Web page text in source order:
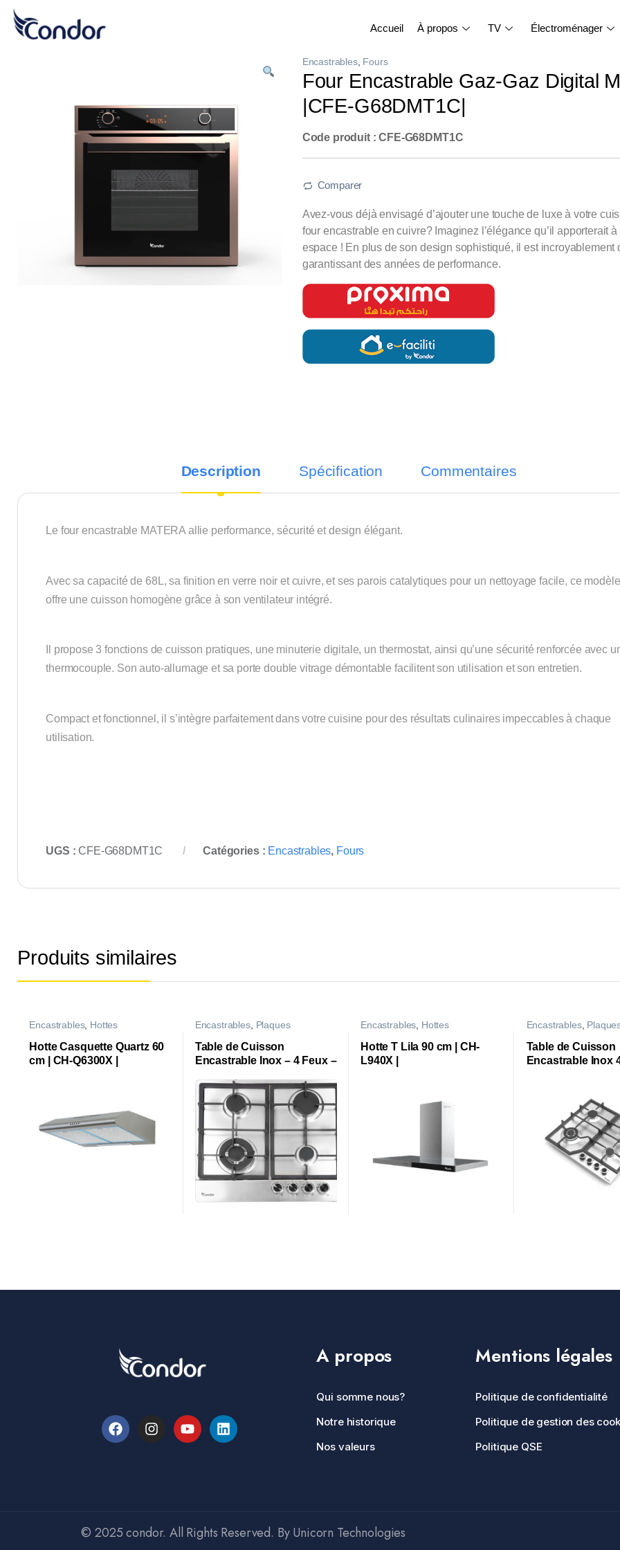
Accueil À propos TV Électroménager
Encastrables, Fours
Four Encastrable Gaz-Gaz Digital
|CFE-G68DMT1C|
Code produit : CFE-G68DMT1C
Comparer
Avez-vous déjà envisagé d’ajouter une touche de luxe à votre
four encastrable en cuivre? Imaginez l’élégance qu’il apporterait à
espace ! En plus de son design sophistiqué, il est incroyablement
garantissant des années de performance.
Description Spécification Commentaires
Le four encastrable MATERA allie performance, sécurité et design élégant.
Avec sa capacité de 68L, sa finition en verre noir et cuivre, et ses parois catalytiques pour un nettoyage facile, ce
offre une cuisson homogène grâce à son ventilateur intégré.
Il propose 3 fonctions de cuisson pratiques, une minuterie digitale, un thermostat, ainsi qu’une sécurité renforcée avec
thermocouple. Son auto-allumage et sa porte double vitrage démontable facilitent son utilisation et son entretien.
Compact et fonctionnel, il s’intègre parfaitement dans votre cuisine pour des résultats culinaires impeccables à chaque
utilisation.
UGS :CFE-G68DMT1C Catégories : Encastrables, Fours
Produits similaires
Encastrables, Hottes
Hotte Casquette Quartz 60
cm | CH-Q6300X |
Encastrables, Plaques
Table de Cuisson
Encastrable Inox – 4 Feux –
|CTE64WAS1X
Encastrables, Hottes
Hotte T Lila 90 cm | CH-
L940X |
Encastrables,
Table de Cuisson
Encastrable Inox
A propos
Qui somme nous?
Notre historique
Nos valeurs
Mentions légales
Politique de confidentialité
Politique de gestion des
Politique QSE
© 2025 condor. All Rights Reserved. By Unicorn Technologies